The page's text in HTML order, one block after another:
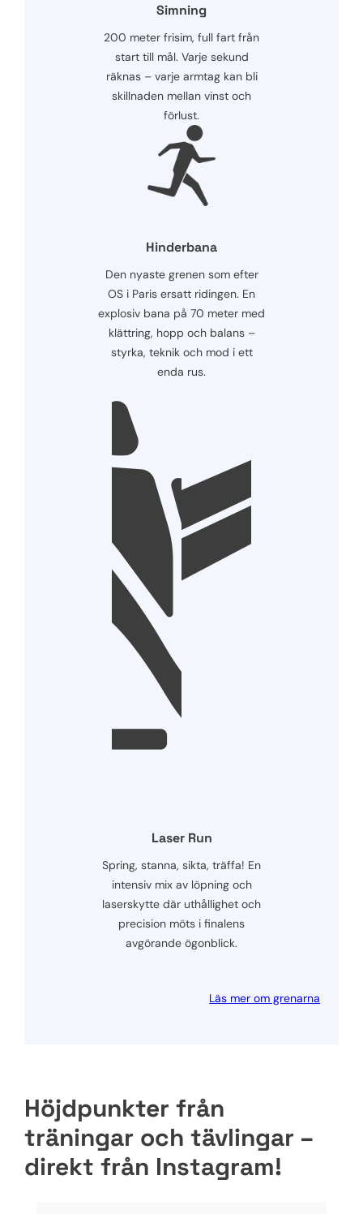
Simning
200 meter frisim, full fart från
start till mål. Varje sekund
räknas – varje armtag kan bli
skillnaden mellan vinst och
förlust.
Hinderbana
Den nyaste grenen som efter
OS i Paris ersatt ridingen. En
explosiv bana på 70 meter med
klättring, hopp och balans –
styrka, teknik och mod i ett
enda rus.
Laser Run
Spring, stanna, sikta, träffa! En
intensiv mix av löpning och
laserskytte där uthållighet och
precision möts i finalens
avgörande ögonblick.
Läs mer om grenarna
Höjdpunkter från
träningar och tävlingar –
direkt från Instagram!